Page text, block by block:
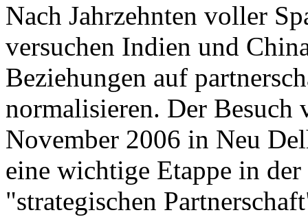
Nach Jahrzehnten voller
versuchen Indien und
Beziehungen auf
normalisieren. Der Besuch
November 2006 in Neu
eine wichtige Etappe in
"strategischen